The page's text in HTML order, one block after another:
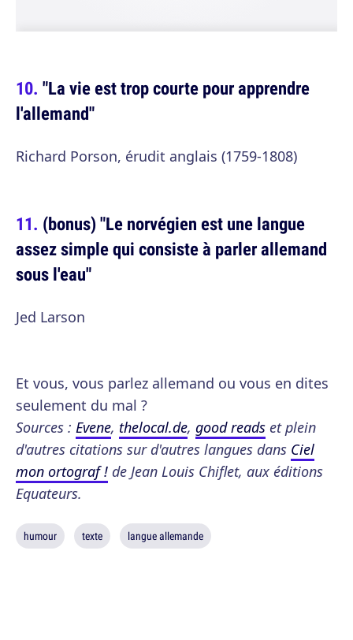
"La vie est trop courte pour apprendre
l'allemand"
Richard Porson, érudit anglais (1759-1808)
(bonus) "Le norvégien est une langue
assez simple qui consiste à parler allemand
sous l'eau"
Jed Larson
Et vous, vous parlez allemand ou vous en dites
seulement du mal ?
Sources : Evene, thelocal.de, good reads et plein
d'autres citations sur d'autres langues dans Ciel
mon ortograf ! de Jean Louis Chiflet, aux éditions
Equateurs.
humour texte langue allemande